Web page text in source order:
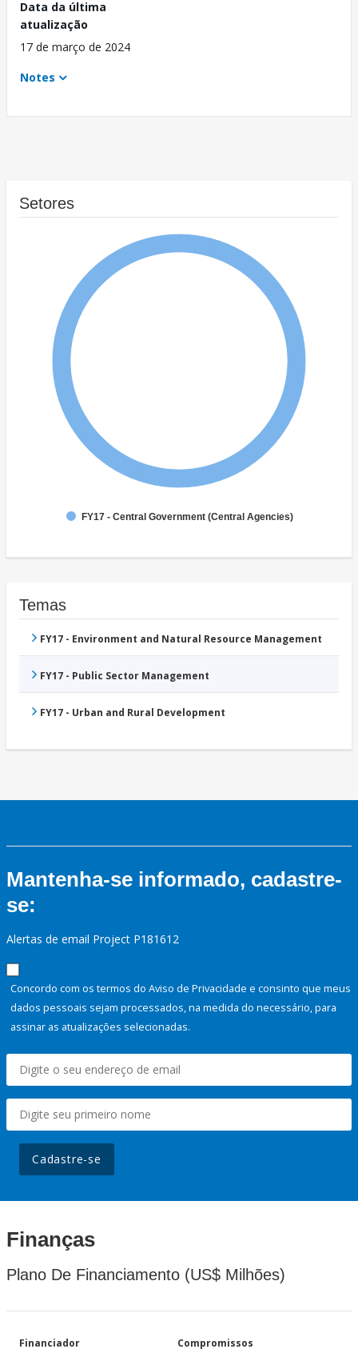
Data da última
atualização
17 de março de 2024
Notes
Setores
FY17 - Central Government (Central Agencies)
Temas
FY17 - Environment and Natural Resource Management
FY17 - Public Sector Management
FY17 - Urban and Rural Development
Mantenha-se informado, cadastre-
se:
Alertas de email Project P181612
Concordo com os termos do Aviso de Privacidade e consinto que meus
dados pessoais sejam processados, na medida do necessário, para
assinar as atualizações selecionadas.
Cadastre-se
Finanças
Plano De Financiamento (US$ Milhões)
Financiador Compromissos